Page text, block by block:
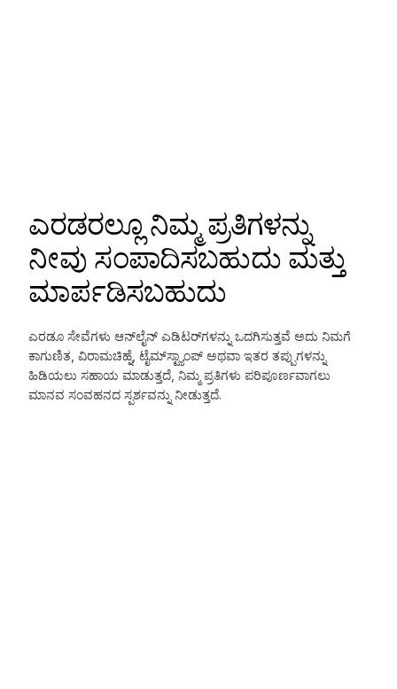
ಎರಡರಲ್ಲೂ ನಿಮ್ಮ ಪ್ರತಿಗಳನ್ನು
ನೀವು ಸಂಪಾದಿಸಬಹುದು ಮತ್ತು
ಮಾರ್ಪಡಿಸಬಹುದು
ಎರಡೂ ಸೇವೆಗಳು ಆನ್‌ಲೈನ್ ಎಡಿಟರ್‌ಗಳನ್ನು ಒದಗಿಸುತ್ತವೆ ಅದು ನಿಮಗೆ
ಕಾಗುಣಿತ, ವಿರಾಮಚಿಹ್ನೆ, ಟೈಮ್‌ಸ್ಟ್ಯಾಂಪ್ ಅಥವಾ ಇತರ ತಪ್ಪುಗಳನ್ನು
ಹಿಡಿಯಲು ಸಹಾಯ ಮಾಡುತ್ತದೆ, ನಿಮ್ಮ ಪ್ರತಿಗಳು ಪರಿಪೂರ್ಣವಾಗಲು
ಮಾನವ ಸಂವಹನದ ಸ್ಪರ್ಶವನ್ನು ನೀಡುತ್ತದೆ.